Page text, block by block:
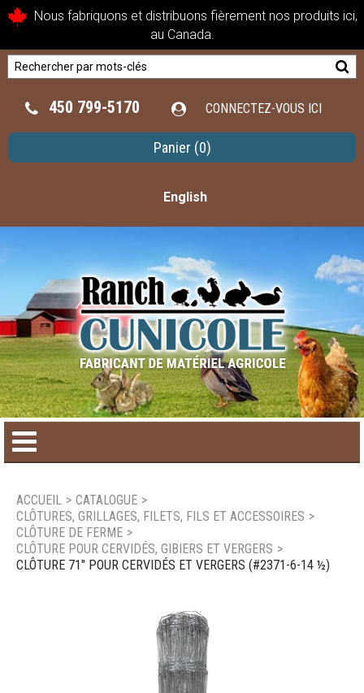
Nous fabriquons et distribuons fièrement nos produits ici,
au Canada.
450 799-5170 CONNECTEZ-VOUS ICI
Panier (0)
English
Catalogue de produit
Nouveaux produits
Nous joindre
ACCUEIL > CATALOGUE >
CLÔTURES, GRILLAGES, FILETS, FILS ET ACCESSOIRES >
CLÔTURE DE FERME >
CLÔTURE POUR CERVIDÉS, GIBIERS ET VERGERS >
CLÔTURE 71" POUR CERVIDÉS ET VERGERS (#2371-6-14 ½)